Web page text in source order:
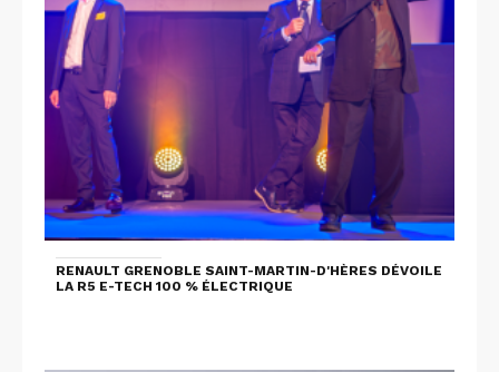
RENAULT GRENOBLE SAINT-MARTIN-D'HÈRES DÉVOILE
LA R5 E-TECH 100 % ÉLECTRIQUE